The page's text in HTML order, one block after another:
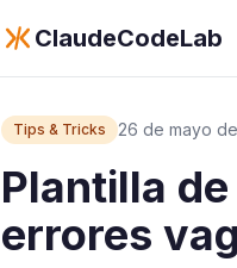
ClaudeCodeLab
Tips & Tricks 26 de mayo
Plantilla
errores